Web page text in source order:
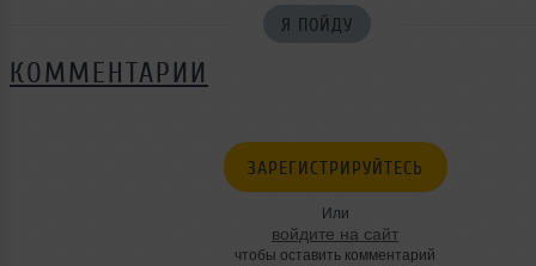
Я ПОЙДУ
КОММЕНТАРИИ
ЗАРЕГИСТРИРУЙТЕСЬ
Или
войдите на сайт
чтобы оставить комментарий